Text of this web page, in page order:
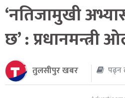
अर्थ
संवाद
मनोरञ्जन
‘नतिजामुखी
छ’ : प्रधानमन्त्री
तुलसीपुर खबर पढ्न